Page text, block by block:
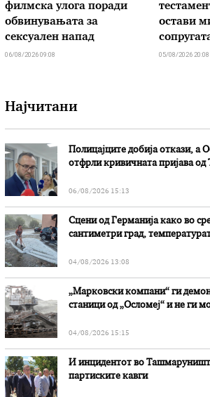
филмска улога поради
обвинувањата за
сексуален напад
06/08/2026 09:08
остави
05/08/2026 20:08
Најчитани
Полицајците добија откази, а
отфрли кривичната пријава од
06/08/2026 15:13
Сцени од Германија како во
сантиметри град,
04/08/2026 13:08
„Марковски компани“ ги
станици од „Осломеј“ и не ги
04/08/2026 15:15
И инцидентот во
партиските кавги